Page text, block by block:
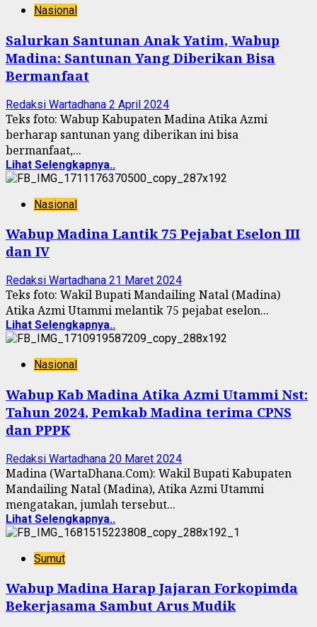
Nasional
Salurkan Santunan Anak Yatim, Wabup
Madina: Santunan Yang Diberikan Bisa
Bermanfaat
Redaksi Wartadhana 2 April 2024
Teks foto: Wabup Kabupaten Madina Atika Azmi
berharap santunan yang diberikan ini bisa
bermanfaat,...
Lihat Selengkapnya..
Nasional
Wabup Madina Lantik 75 Pejabat Eselon III
dan IV
Redaksi Wartadhana 21 Maret 2024
Teks foto: Wakil Bupati Mandailing Natal (Madina)
Atika Azmi Utammi melantik 75 pejabat eselon...
Lihat Selengkapnya..
Nasional
Wabup Kab Madina Atika Azmi Utammi Nst:
Tahun 2024, Pemkab Madina terima CPNS
dan PPPK
Redaksi Wartadhana 20 Maret 2024
Madina (WartaDhana.Com): Wakil Bupati Kabupaten
Mandailing Natal (Madina), Atika Azmi Utammi
mengatakan, jumlah tersebut...
Lihat Selengkapnya..
Sumut
Wabup Madina Harap Jajaran Forkopimda
Bekerjasama Sambut Arus Mudik